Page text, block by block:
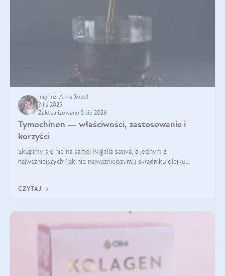
mgr inż. Anna Sobol
3 lis 2025
Zaktualizowano 5 sie 2026
Tymochinon — właściwości, zastosowanie i
korzyści
Skupimy się nie na samej Nigella sativa, a jednym z
najważniejszych (jak nie najważniejszym!) składniku olejku
CZYTAJ